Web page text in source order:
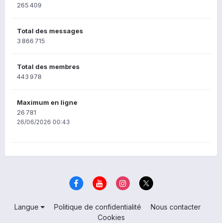
265 409
Total des messages
3 866 715
Total des membres
443 978
Maximum en ligne
26 781
26/06/2026 00:43
Langue Politique de confidentialité
Nous contacter
Cookies